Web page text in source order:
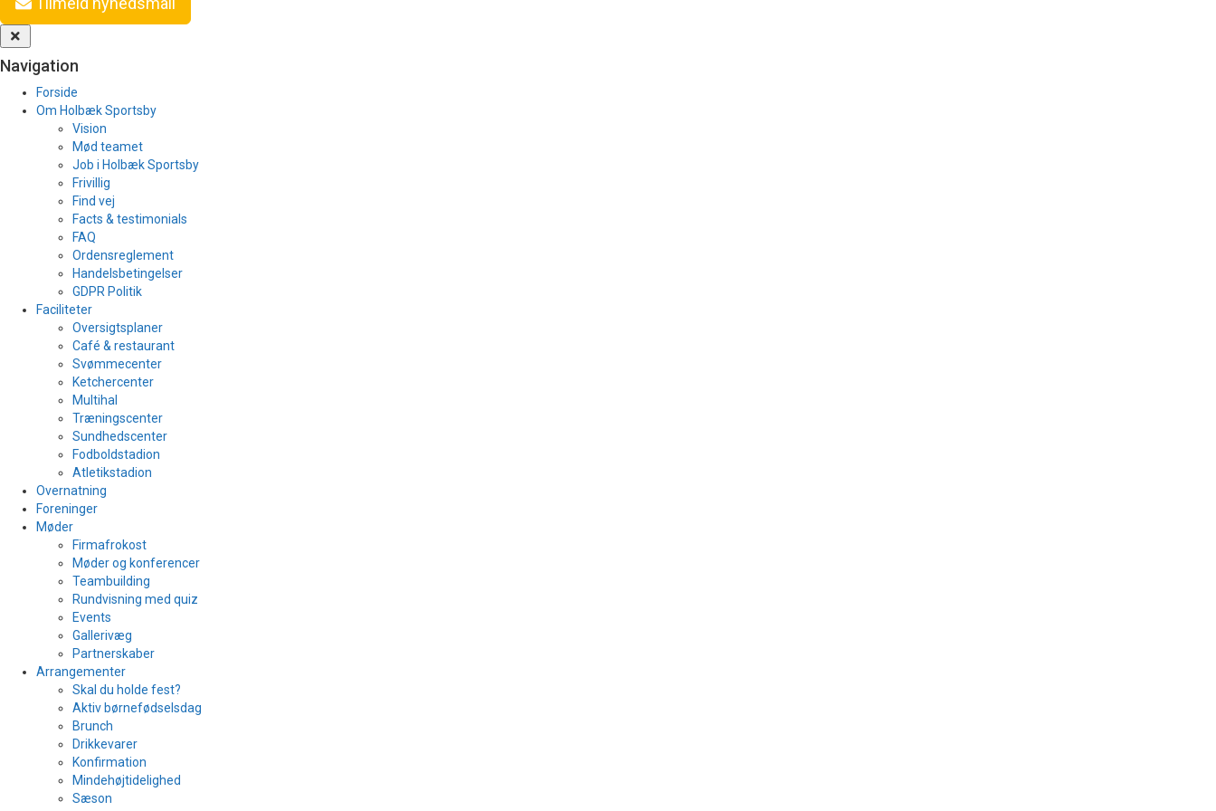
Navigation
Forside
Om Holbæk Sportsby
Vision
Mød teamet
Job i Holbæk Sportsby
Frivillig
Find vej
Facts & testimonials
FAQ
Ordensreglement
Handelsbetingelser
GDPR Politik
Faciliteter
Oversigtsplaner
Café & restaurant
Svømmecenter
Ketchercenter
Multihal
Træningscenter
Sundhedscenter
Fodboldstadion
Atletikstadion
Overnatning
Foreninger
Møder
Firmafrokost
Møder og konferencer
Teambuilding
Rundvisning med quiz
Events
Gallerivæg
Partnerskaber
Arrangementer
Skal du holde fest?
Aktiv børnefødselsdag
Brunch
Drikkevarer
Konfirmation
Mindehøjtidelighed
Sæson